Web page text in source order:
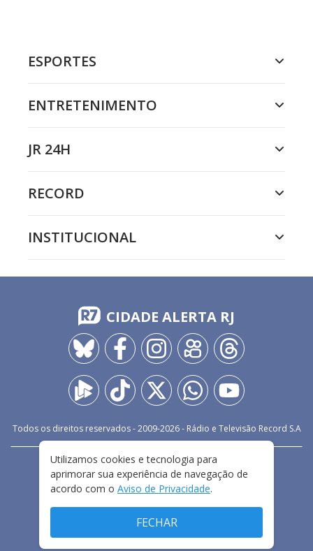
ESPORTES
ENTRETENIMENTO
JR 24H
RECORD
INSTITUCIONAL
CIDADE ALERTA RJ
Todos os direitos reservados - 2009-2026- Rádio e Televisão Record S.A
FALE CONOSCO
PRIVACIDADE
TERMOS E CONDIÇÕES DE USO
Utilizamos cookies e tecnologia para
aprimorar sua experiência de navegação de
acordo com o Aviso de Privacidade.
FECHAR